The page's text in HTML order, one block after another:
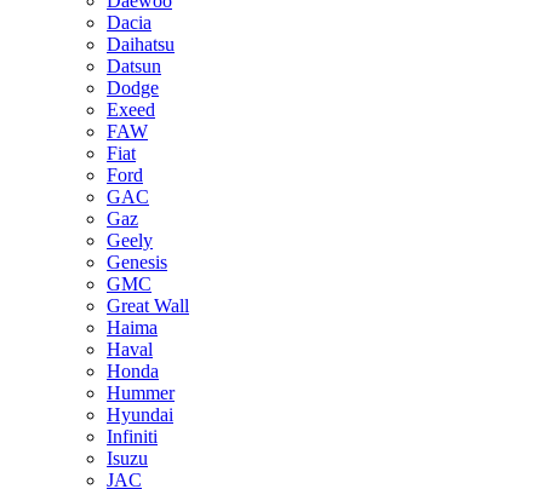
Dacia
Daihatsu
Datsun
Dodge
Exeed
FAW
Fiat
Ford
GAC
Gaz
Geely
Genesis
GMC
Great Wall
Haima
Haval
Honda
Hummer
Hyundai
Infiniti
Isuzu
JAC